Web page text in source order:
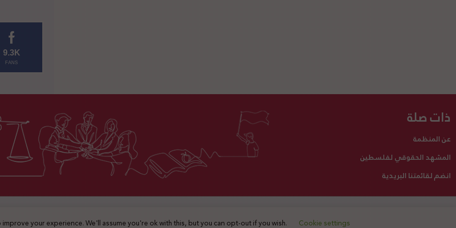
9.3K
FANS
ذات صلة
عن المنظمة
المشهد الحقوقي لفلسطين
انضم لقائمتنا البريدية
اتصل بنا تبرع لنا 2025 © جميع الحقوق محفوظة
your experience. We'll assume you're ok with this, but you can opt-out if you wish. Cookie settings